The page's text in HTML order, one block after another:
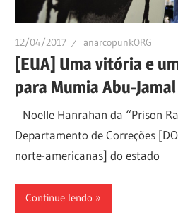
12/04/2017 anarcopunkORG
[EUA] Uma vitória e
para Mumia Abu-Jamal
Noelle Hanrahan da “Prison
Departamento de Correções
norte-americanas] do estado
Continue lendo